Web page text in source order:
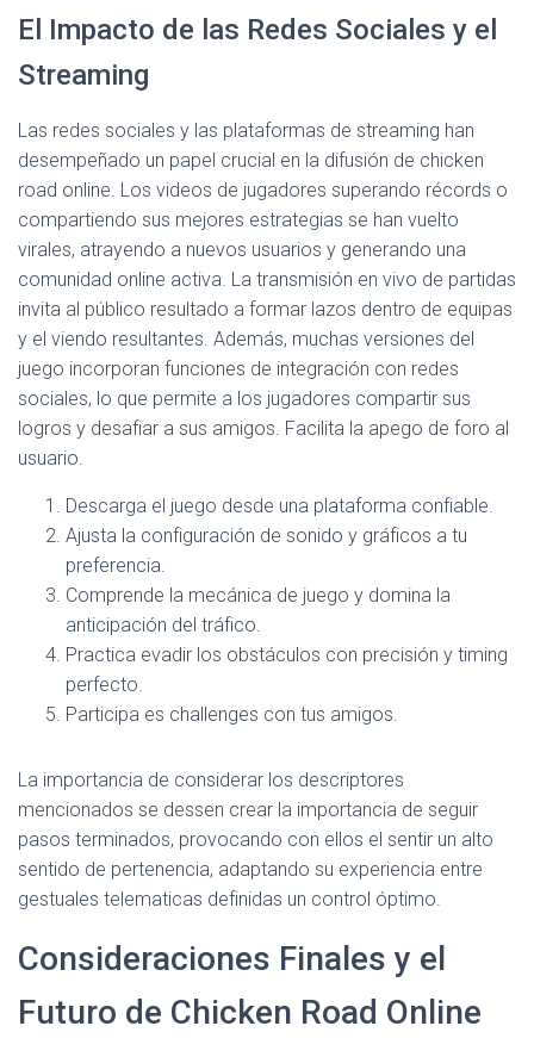
El Impacto de las Redes Sociales y el
Streaming
Las redes sociales y las plataformas de streaming han
desempeñado un papel crucial en la difusión de chicken
road online. Los videos de jugadores superando récords o
compartiendo sus mejores estrategias se han vuelto
virales, atrayendo a nuevos usuarios y generando una
comunidad online activa. La transmisión en vivo de partidas
invita al público resultado a formar lazos dentro de equipas
y el viendo resultantes. Además, muchas versiones del
juego incorporan funciones de integración con redes
sociales, lo que permite a los jugadores compartir sus
logros y desafiar a sus amigos. Facilita la apego de foro al
usuario.
Descarga el juego desde una plataforma confiable.
Ajusta la configuración de sonido y gráficos a tu
preferencia.
Comprende la mecánica de juego y domina la
anticipación del tráfico.
Practica evadir los obstáculos con precisión y timing
perfecto.
Participa es challenges con tus amigos.
La importancia de considerar los descriptores
mencionados se dessen crear la importancia de seguir
pasos terminados, provocando con ellos el sentir un alto
sentido de pertenencia, adaptando su experiencia entre
gestuales telematicas definidas un control óptimo.
Consideraciones Finales y el
Futuro de Chicken Road Online